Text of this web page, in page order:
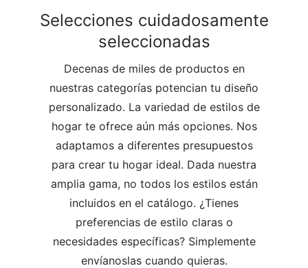
Selecciones cuidadosamente
seleccionadas
Decenas de miles de productos en
nuestras categorías potencian tu diseño
personalizado. La variedad de estilos de
hogar te ofrece aún más opciones. Nos
adaptamos a diferentes presupuestos
para crear tu hogar ideal. Dada nuestra
amplia gama, no todos los estilos están
incluidos en el catálogo. ¿Tienes
preferencias de estilo claras o
necesidades específicas? Simplemente
envíanoslas cuando quieras.